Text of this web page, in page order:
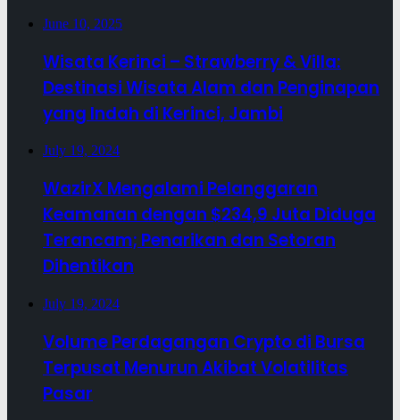
June 10, 2025
Wisata Kerinci – Strawberry & Villa:
Destinasi Wisata Alam dan Penginapan
yang Indah di Kerinci, Jambi
July 19, 2024
WazirX Mengalami Pelanggaran
Keamanan dengan $234,9 Juta Diduga
Terancam; Penarikan dan Setoran
Dihentikan
July 19, 2024
Volume Perdagangan Crypto di Bursa
Terpusat Menurun Akibat Volatilitas
Pasar